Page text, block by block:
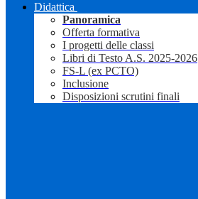
Didattica
Panoramica
Offerta formativa
I progetti delle classi
Libri di Testo A.S. 2025-2026
FS-L (ex PCTO)
Inclusione
Disposizioni scrutini finali